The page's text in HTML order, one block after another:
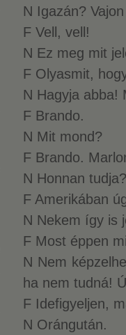
N Igazán?
F Vell, vell!
N Ez meg mit
F Olyasmit,
N Hagyja abba!
F Brando.
N Mit mond?
F Brando.
N Honnan
F Amerikában
N Nekem így is
F Most éppen
N Nem
ha nem tudná!
F Idefigyeljen,
N Orángután.